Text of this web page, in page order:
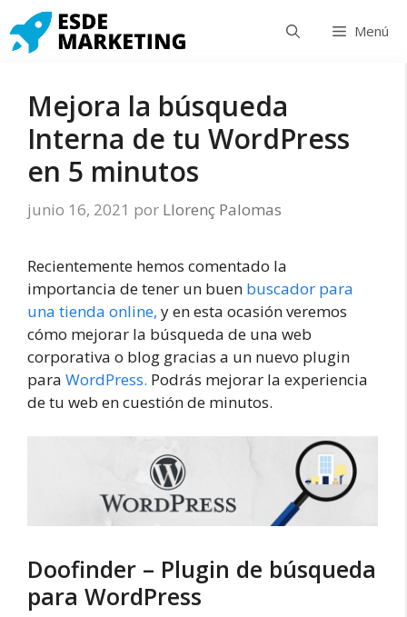
Saltar
al
contenido
Menú
Mejora la búsqueda
Interna de tu WordPress
en 5 minutos
junio 16, 2021 por Llorenç Palomas
Recientemente hemos comentado la
importancia de tener un buen buscador para
una tienda online, y en esta ocasión veremos
cómo mejorar la búsqueda de una web
corporativa o blog gracias a un nuevo plugin
para WordPress. Podrás mejorar la experiencia
de tu web en cuestión de minutos.
Doofinder – Plugin de búsqueda
para WordPress